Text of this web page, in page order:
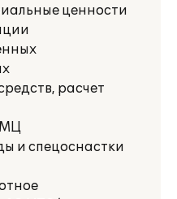
ценности
расчет
и спецоснастки